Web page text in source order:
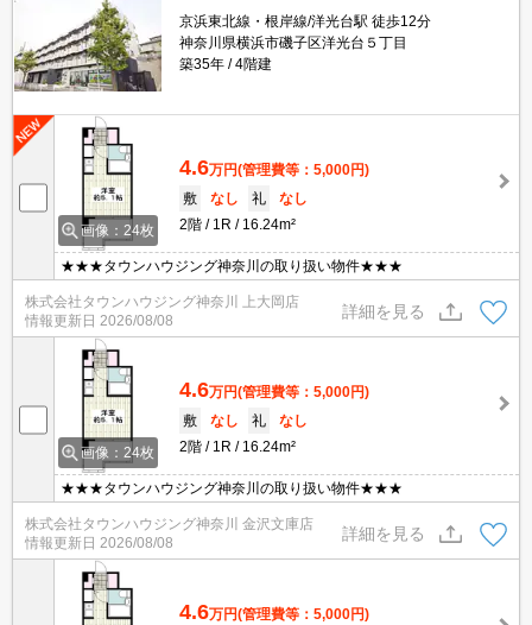
京浜東北線・根岸線/洋光台駅 徒歩12分
神奈川県横浜市磯子区洋光台５丁目
築35年
4階建
画像：24枚
4.6万円(管理費等：5,000円)
敷
なし 礼
なし
2階
1R 16.24m²
★★★タウンハウジング神奈川の取り扱い物件★★★
株式会社タウンハウジング神奈川 上大岡店
情報更新日 2026/08/08
詳細を見る
画像：24枚
4.6万円(管理費等：5,000円)
敷
なし 礼
なし
2階
1R 16.24m²
★★★タウンハウジング神奈川の取り扱い物件★★★
株式会社タウンハウジング神奈川 金沢文庫店
情報更新日 2026/08/08
詳細を見る
4.6万円(管理費等：5,000円)